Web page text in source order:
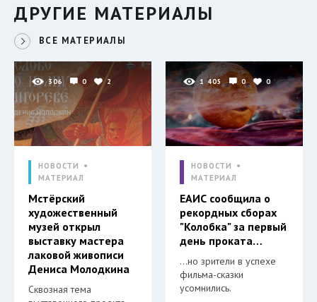
ДРУГИЕ МАТЕРИАЛЫ
ВСЕ МАТЕРИАЛЫ
306 0 2
НОВОСТИ
МАТЕРИАЛ
Мстёрский
художественный
музей открыл
выставку мастера
лаковой живописи
Дениса Молодкина
Сквозная тема
1 405 0 0
НОВОСТИ
МАТЕРИАЛ
ЕАИС сообщила о
рекордных сборах
"Колобка" за первый
день проката…
…но зрители в успехе
фильма-сказки
усомнились.